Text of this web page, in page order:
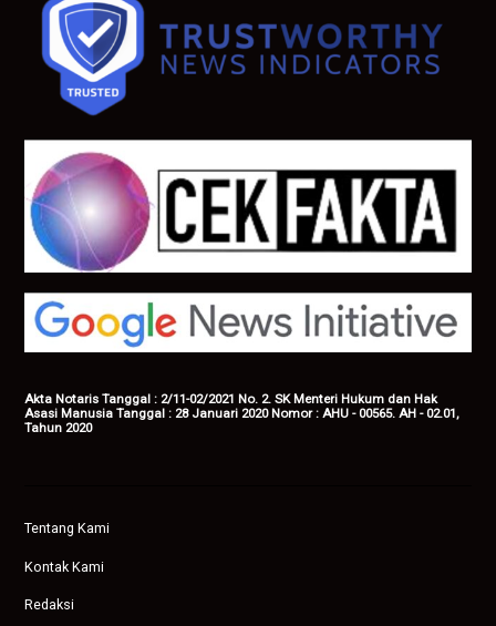
Akta Notaris Tanggal : 2/11-02/2021 No. 2. SK Menteri Hukum dan Hak
Asasi Manusia Tanggal : 28 Januari 2020 Nomor : AHU - 00565. AH - 02.01,
Tahun 2020
Tentang Kami
Kontak Kami
Redaksi